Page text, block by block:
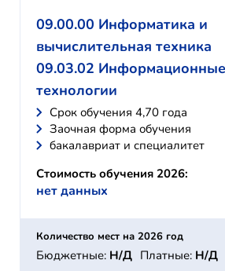
09.00.00 Информатика и
вычислительная техника
09.03.02
технологии
Cрок обучения 4,70 года
Заочная форма обучения
бакалавриат и специалитет
Стоимость обучения 2026:
нет данных
Количество мест на 2026 год
Бюджетные: Н/Д Платные: Н/Д